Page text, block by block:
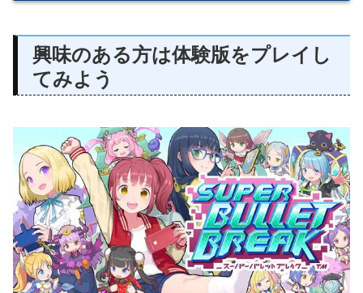
興味のある方は体験版をプレイし
てみよう